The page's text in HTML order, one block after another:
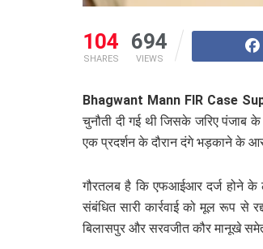
104
SHARES
694
VIEWS
Bhagwant Mann FIR Case
चुनौती दी गई थी जिसके जरिए पंजाब के
एक प्रदर्शन के दौरान दंगे भड़काने के
गौरतलब है कि एफआईआर दर्ज होने के
संबंधित सारी कार्रवाई को मूल रूप से
बिलासपुर और सरवजीत कौर मानूखे